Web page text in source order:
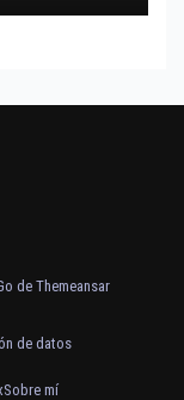
de Themeansar
de datos
Sobre mí